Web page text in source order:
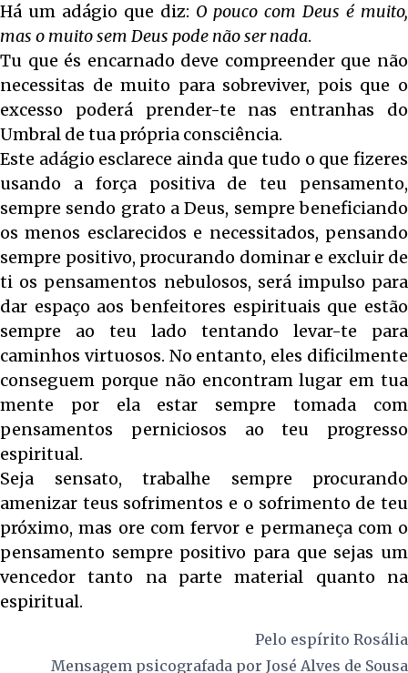
Há um adágio que diz: O pouco com Deus é muito,
mas o muito sem Deus pode não ser nada.
Tu que és encarnado deve compreender que não
necessitas de muito para sobreviver, pois que o
excesso poderá prender-te nas entranhas do
Umbral de tua própria consciência.
Este adágio esclarece ainda que tudo o que fizeres
usando a força positiva de teu pensamento,
sempre sendo grato a Deus, sempre beneficiando
os menos esclarecidos e necessitados, pensando
sempre positivo, procurando dominar e excluir de
ti os pensamentos nebulosos, será impulso para
dar espaço aos benfeitores espirituais que estão
sempre ao teu lado tentando levar-te para
caminhos virtuosos. No entanto, eles dificilmente
conseguem porque não encontram lugar em tua
mente por ela estar sempre tomada com
pensamentos perniciosos ao teu progresso
espiritual.
Seja sensato, trabalhe sempre procurando
amenizar teus sofrimentos e o sofrimento de teu
próximo, mas ore com fervor e permaneça com o
pensamento sempre positivo para que sejas um
vencedor tanto na parte material quanto na
espiritual.
Pelo espírito Rosália
Mensagem psicografada por José Alves de Sousa